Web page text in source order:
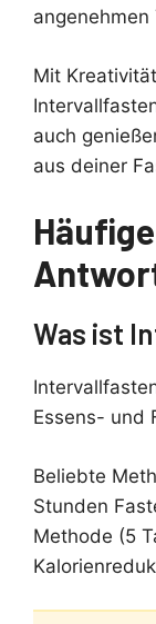
Mit
auch
aus deiner
Was ist
Essens- und
Beliebte
Stunden
Methode (5